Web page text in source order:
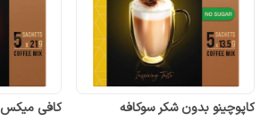
کاپوچینو بدون شکر سوکافه کافی میکس 1 * 3 سوکافه